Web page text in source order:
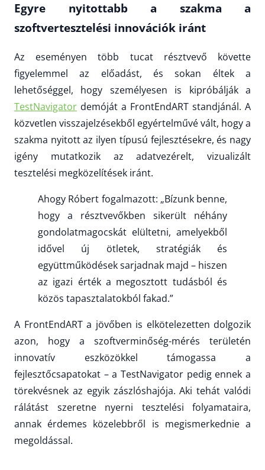
Egyre nyitottabb a szakma a
szoftvertesztelési innovációk iránt
Az eseményen több tucat résztvevő követte
figyelemmel az előadást, és sokan éltek a
lehetőséggel, hogy személyesen is kipróbálják a
TestNavigator demóját a FrontEndART standjánál. A
közvetlen visszajelzésekből egyértelművé vált, hogy a
szakma nyitott az ilyen típusú fejlesztésekre, és nagy
igény mutatkozik az adatvezérelt, vizualizált
tesztelési megközelítések iránt.
Ahogy Róbert fogalmazott: „Bízunk benne,
hogy a résztvevőkben sikerült néhány
gondolatmagocskát elültetni, amelyekből
idővel új ötletek, stratégiák és
együttműködések sarjadnak majd – hiszen
az igazi érték a megosztott tudásból és
közös tapasztalatokból fakad.”
A FrontEndART a jövőben is elkötelezetten dolgozik
azon, hogy a szoftverminőség-mérés területén
innovatív eszközökkel támogassa a
fejlesztőcsapatokat – a TestNavigator pedig ennek a
törekvésnek az egyik zászlóshajója. Aki tehát valódi
rálátást szeretne nyerni tesztelési folyamataira,
annak érdemes közelebbről is megismerkednie a
megoldással.